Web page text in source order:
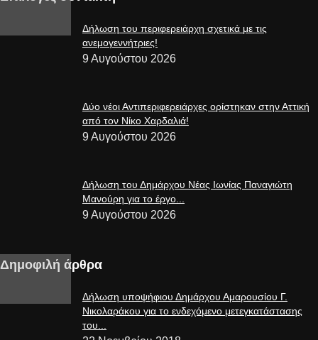
Δήλωση του περιφερειάρχη σχετικά με τις
ανεμογεννήτριες!
9 Αυγούστου 2026
Δύο νέοι Αντιπεριφερειάρχες ορίστηκαν στην Αττική
από τον Νίκο Χαρδαλιά!
9 Αυγούστου 2026
Δήλωση του Δημάρχου Νέας Ιωνίας Παναγιώτη
Μανούρη για το έργο...
9 Αυγούστου 2026
Δημοφιλή άρθρα
Δήλωση υποψήφιου Δημάρχου Αμαρουσίου Γ.
Νικολαράκου για το ενδεχόμενο μετεγκατάστασης
του...